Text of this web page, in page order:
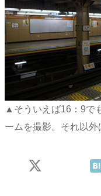
▲そういえば16：9で
ームを撮影。それ以外